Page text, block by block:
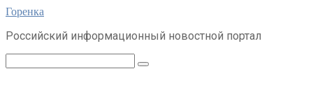
Перейти
контенту
Горенка
Российский информационный новостной портал